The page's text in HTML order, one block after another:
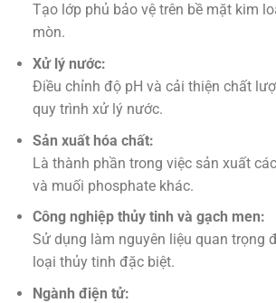
Tạo lớp phủ bảo vệ trên bề mặt kim
mòn.
Xử lý nước:
Điều chỉnh độ pH và cải thiện chất
quy trình xử lý nước.
Sản xuất hóa chất:
Là thành phần trong việc sản xuất
và muối phosphate khác.
Công nghiệp thủy tinh và gạch men:
Sử dụng làm nguyên liệu quan trọng
loại thủy tinh đặc biệt.
Ngành điện tử: